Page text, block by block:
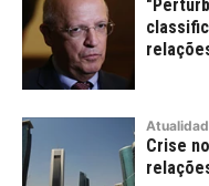
Crise